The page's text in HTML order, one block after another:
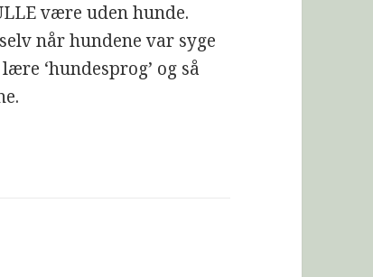
være uden hunde.
når hundene var syge
‘hundesprog’ og så